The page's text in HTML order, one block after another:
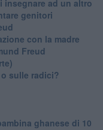
insegnare ad un altro
genitori
con la madre
Freud
sulle radici?
ghanese di 10